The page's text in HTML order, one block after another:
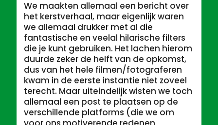
We maakten allemaal een bericht over
het kerstverhaal, maar eigenlijk waren
we allemaal drukker met al die
fantastische en veelal hilarische filters
die je kunt gebruiken. Het lachen hierom
duurde zeker de helft van de opkomst,
dus van het hele filmen/fotograferen
kwam in de eerste instantie niet zoveel
terecht. Maar uiteindelijk wisten we toch
allemaal een post te plaatsen op de
verschillende platforms (die we om